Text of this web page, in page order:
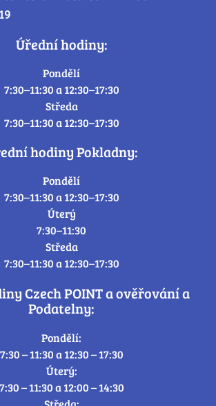
Úřední hodiny:
Pondělí
7:30–11:30 a 12:30–17:30
Středa
7:30–11:30 a 12:30–17:30
hodiny Pokladny:
Pondělí
7:30–11:30 a 12:30–17:30
Úterý
7:30–11:30
Středa
7:30–11:30 a 12:30–17:30
Czech POINT a ověřování a
Podatelny:
Pondělí:
7:30 – 11:30 a 12:30 – 17:30
Úterý:
7:30 – 11:30 a 12:00 – 14:30